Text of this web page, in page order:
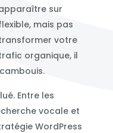
sur
mais pas
votre
organique, il
Entre les
vocale et
WordPress